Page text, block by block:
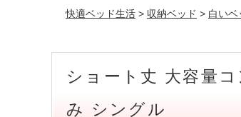
快適ベッド生活 > 収納ベッド > 白いベ
ショート丈 大容量
み シングル